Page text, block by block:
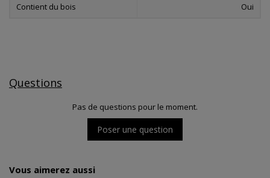
Contient du bois Oui
Questions
Pas de questions pour le moment.
Poser une question
Vous aimerez aussi